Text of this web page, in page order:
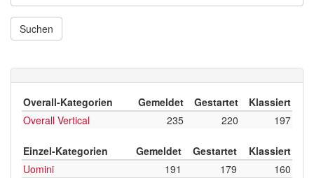
Suchen
Overall-Kategorien Gemeldet Gestartet
Klassiert
Overall Vertical
235 220 197
Einzel-Kategorien Gemeldet Gestartet
Klassiert
Uomini
191 179
160